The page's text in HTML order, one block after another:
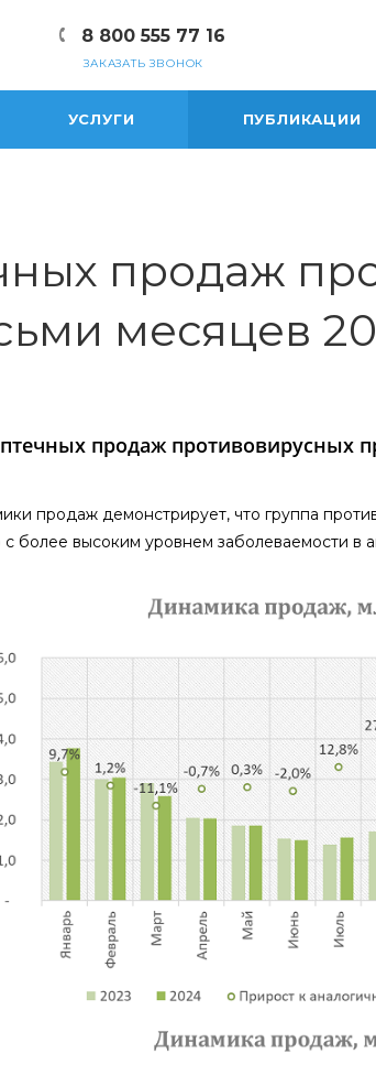
8 800 555 77 16
ЗАКАЗАТЬ ЗВОНОК
УСЛУГИ ПУБЛИКАЦИИ
продаж
месяцев
продаж противовирусных
продаж демонстрирует, что группа
с более высоким уровнем заболеваемости в